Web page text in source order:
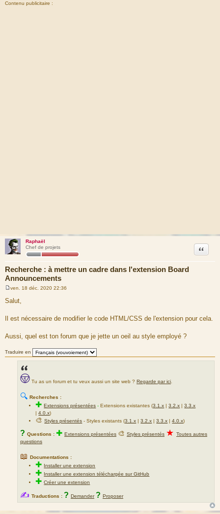
Contenu publicitaire :
Raphaël
Chef de projets
Recherche : à mettre un cadre dans l'extension Board
Announcements
Citation
e
s
g
ven. 18 déc. 2020 22:36
Salut,
Il est nécessaire de modifier le code HTML/CSS de l'extension pour cela.
Aussi, quel est ton forum que je jette un oeil au style employé ?
Traduire en
Tu as un forum et tu veux aussi un site web ? Regarde par ici
🔍 Recherches :
✚Extensions présentées -Extensions existantes (3.1.x |3.2.x |3.3.x
|4.0.x)
🎨Styles présentés - Styles existants (3.1.x |3.2.x |3.3.x |4.0.x)
? Questions : ✚ Extensions présentées 🎨 Styles présentés ★ Toutes autres
questions
📖 Documentations :
✚ Installer une extension
✚ Installer une extension téléchargée sur GitHub
✚Créer une extension
✍ Traductions : ? Demander ? Proposer